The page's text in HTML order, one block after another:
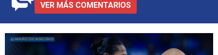
VER MÁS COMENTARIOS